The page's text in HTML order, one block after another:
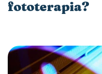
fototerapia?